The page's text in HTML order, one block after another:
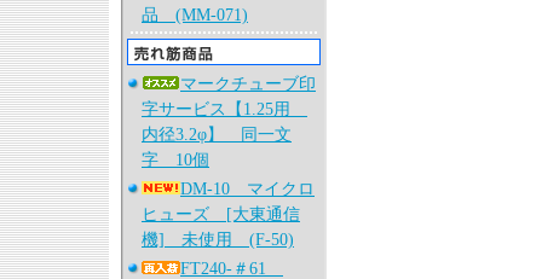
品 (MM-071)
マークチューブ印
字サービス【1.25用
内径3.2φ】 同一文
字 10個
DM-10 マイクロ
ヒューズ [大東通信
機] 未使用 (F-50)
FT240-＃61